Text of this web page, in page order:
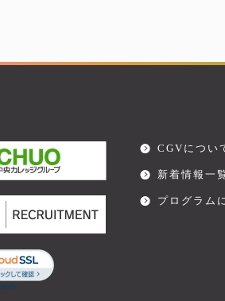
CGVについ
新着情報一
プログラム